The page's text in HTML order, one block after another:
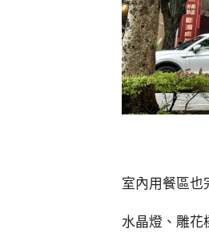
室內用餐區也
水晶燈、雕花